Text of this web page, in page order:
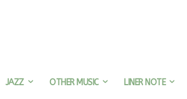
JAZZ OTHER MUSIC LINER NOTE